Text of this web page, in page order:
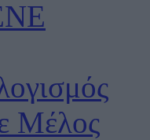
Μέλος